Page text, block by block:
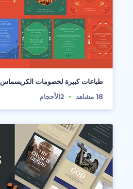
طباعات كبيرة لخصومات الكريسماس
18 مشاهد 2الأحجام